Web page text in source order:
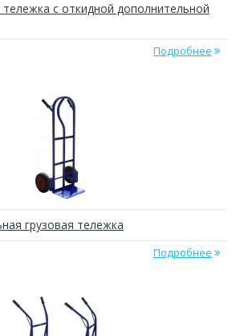
с откидной дополнительной
Подробнее
грузовая тележка
Подробнее